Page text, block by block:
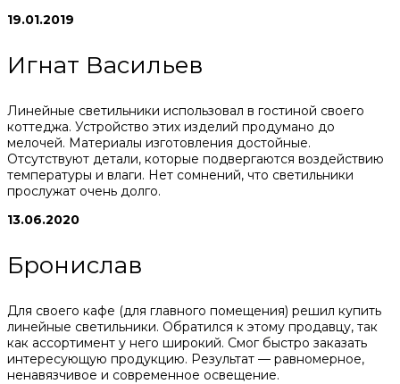
19.01.2019
Игнат Васильев
Линейные светильники использовал в гостиной своего
коттеджа. Устройство этих изделий продумано до
мелочей. Материалы изготовления достойные.
Отсутствуют детали, которые подвергаются воздействию
температуры и влаги. Нет сомнений, что светильники
прослужат очень долго.
13.06.2020
Бронислав
Для своего кафе (для главного помещения) решил купить
линейные светильники. Обратился к этому продавцу, так
как ассортимент у него широкий. Смог быстро заказать
интересующую продукцию. Результат — равномерное,
ненавязчивое и современное освещение.